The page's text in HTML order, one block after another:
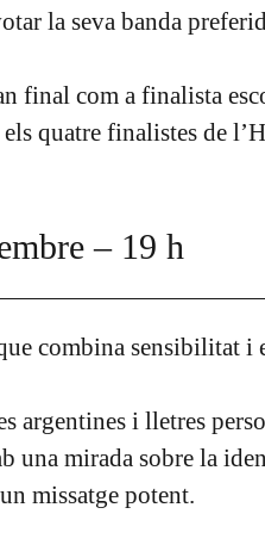
la seva banda
final com a finalista
quatre finalistes de
– 19 h
combina sensibilitat i
argentines i lletres
una mirada sobre la
missatge potent.